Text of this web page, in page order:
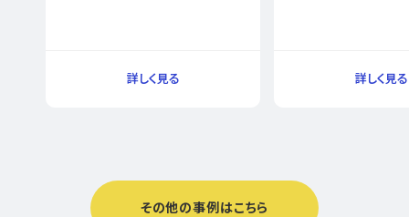
その他の事例はこちら